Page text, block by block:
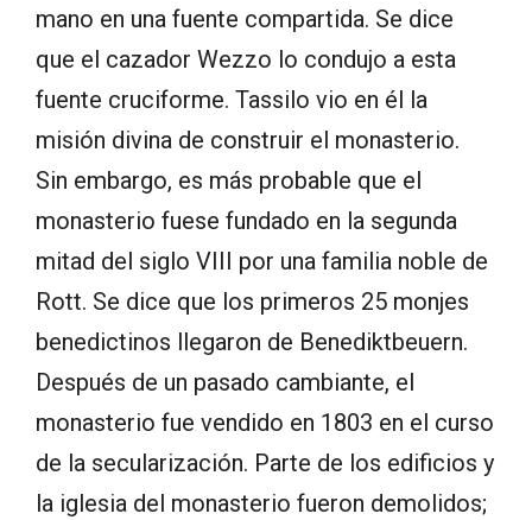
mano en una fuente compartida. Se dice
que el cazador Wezzo lo condujo a esta
fuente cruciforme. Tassilo vio en él la
misión divina de construir el monasterio.
Sin embargo, es más probable que el
monasterio fuese fundado en la segunda
mitad del siglo VIII por una familia noble de
Rott. Se dice que los primeros 25 monjes
benedictinos llegaron de Benediktbeuern.
Después de un pasado cambiante, el
monasterio fue vendido en 1803 en el curso
de la secularización. Parte de los edificios y
la iglesia del monasterio fueron demolidos;